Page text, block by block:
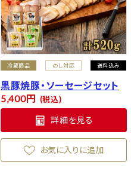
冷蔵商品 のし対応 送料込み
黒豚焼豚・ソーセージセット
5,400 税込
詳細を見る
お気に入りに追加